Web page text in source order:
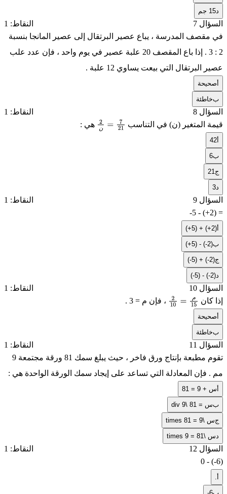
15 جم
السؤال 7
النقاط: 1
في مقصف المدرسة ، يباع عصير البرتقال إلى عصير المانجا بنسبة
2 : 3 . إذا باع المقصف 20 علبة عصير في يوم واحد ، فإن عدد علب
عصير البرتقال التي بيعت يساوي 12 علبة .
صحيحة
بخاطئة
السؤال 8
النقاط: 1
قيمة المتغير (ن) في التناسب
ن2 ن=
21 هي :
42
ب6
ج21
3
السؤال 9
النقاط: 1
-5 - (+2) =
(+5) + (+2)
ب(+5) - (-2)
ج(-5) + (-2)
(-5) - (-2)
السؤال 10
النقاط: 1
إذا كان
م
210= م15 ، فإن م = 3 .
صحيحة
بخاطئة
السؤال 11
النقاط: 1
تقوم مطبعة بإنتاج ورق فاخر ، حيث يبلغ سمك 81 ورقة مجتمعة 9
مم . فإن المعادلة التي تساعد على إيجاد سمك الورقة الواحدة هي :
س + 9 = 81
بس = 81 \div 9
جس \times 81 = 9
س \times 9 = 81
السؤال 12
النقاط: 1
0 - (-6)
.